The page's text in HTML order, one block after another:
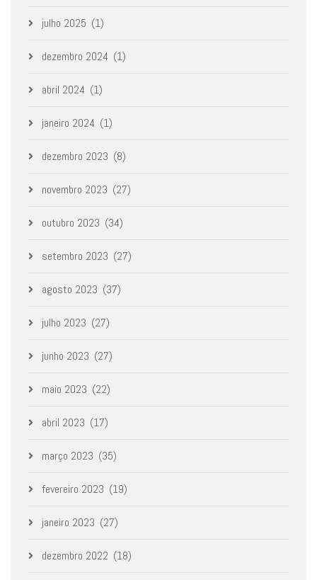
julho 2025 (1)
dezembro 2024 (1)
abril 2024 (1)
janeiro 2024 (1)
dezembro 2023 (8)
novembro 2023 (27)
outubro 2023 (34)
setembro 2023 (27)
agosto 2023 (37)
julho 2023 (27)
junho 2023 (27)
maio 2023 (22)
abril 2023 (17)
março 2023 (35)
fevereiro 2023 (19)
janeiro 2023 (27)
dezembro 2022 (18)